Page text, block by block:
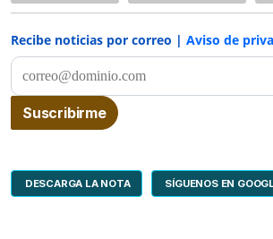
Recibe noticias por correo | Aviso de
DESCARGA LA NOTA SÍGUENOS EN